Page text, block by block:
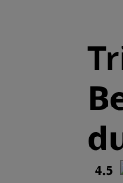
4.5